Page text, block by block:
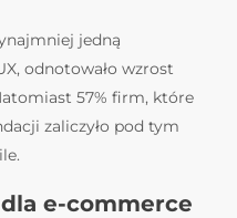
jedną
odnotowało wzrost
57% firm, które
zaliczyło pod tym
e-commerce